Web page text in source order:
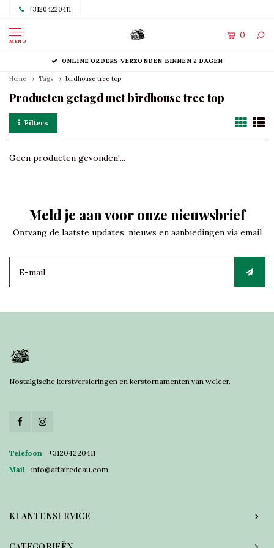
+31204220411
MENU
0
ONLINE ORDERS VERZONDEN BINNEN 2 DAGEN
Home Tags birdhouse tree top
Producten getagd met birdhouse tree top
Filters
Geen producten gevonden!...
Meld je aan voor onze nieuwsbrief
Ontvang de laatste updates, nieuws en aanbiedingen via email
Nostalgische kerstversieringen en kerstornamenten van weleer.
Telefoon
+31204220411
Mail
info@affairedeau.com
KLANTENSERVICE